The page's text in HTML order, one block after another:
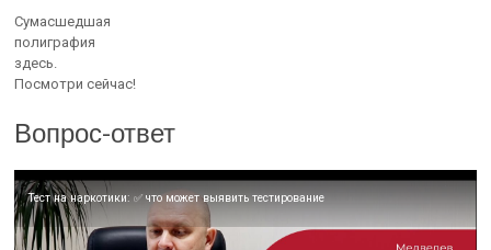
Сумасшедшая
полиграфия
здесь.
Посмотри сейчас!
Вопрос-ответ
Тест на наркотики: ✅ что может выявить тестирование